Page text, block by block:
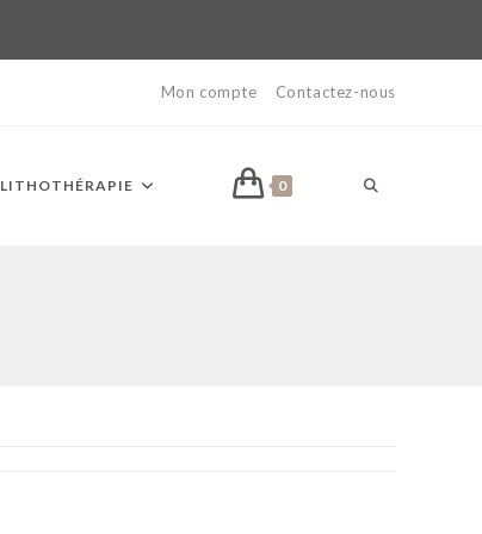
Mon compte Contactez-nous
LITHOTHÉRAPIE 0